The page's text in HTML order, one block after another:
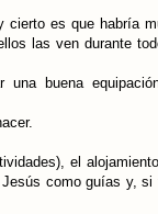
cierto es que habría
las ven durante
buena
el
como guías y, si